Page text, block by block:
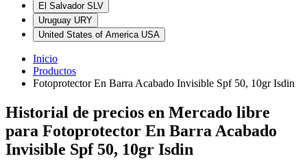
El Salvador SLV
Uruguay URY
United States of America USA
Inicio
Productos
Fotoprotector En Barra Acabado Invisible Spf 50, 10gr Isdin
Historial de precios en Mercado libre
para Fotoprotector En Barra Acabado
Invisible Spf 50, 10gr Isdin